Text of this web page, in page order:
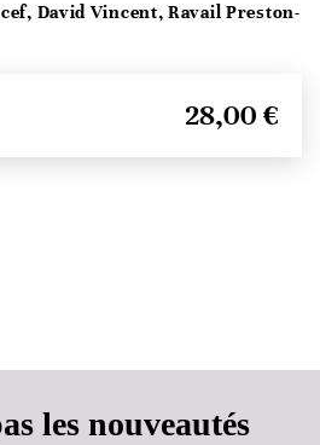
David Vincent, Ravail Preston-
28,00 €
les nouveautés